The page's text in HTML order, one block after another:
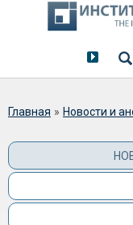
Вы здесь
Главная » Новости и